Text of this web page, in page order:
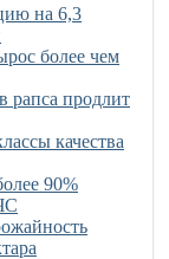
на 6,3
более чем
рапса продлит
качества
90%